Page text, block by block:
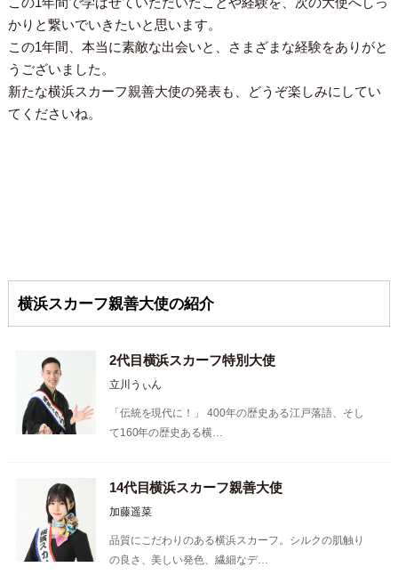
かりと繋いでいきたいと思います。
この1年間、本当に素敵な出会いと、さまざまな経験をありがと
うございました。
新たな横浜スカーフ親善大使の発表も、どうぞ楽しみにしてい
てくださいね。
横浜スカーフ親善大使の紹介
2代目横浜スカーフ特別大使
立川うぃん
「伝統を現代に！」 400年の歴史ある江戸落語、そし
て160年の歴史ある横…
14代目横浜スカーフ親善大使
加藤遥菜
品質にこだわりのある横浜スカーフ。シルクの肌触り
の良さ、美しい発色、繊細なデ…